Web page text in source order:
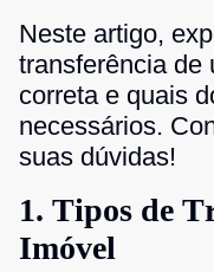
Neste artigo,
transferência de
correta e quais
necessários.
suas dúvidas!
1. Tipos de
Imóvel